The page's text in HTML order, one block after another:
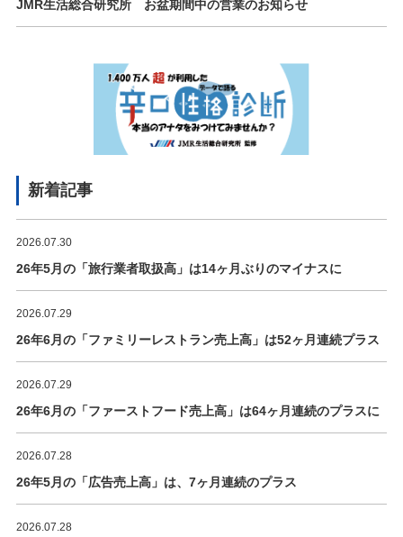
JMR生活総合研究所 お盆期間中の営業のお知らせ
新着記事
2026.07.30
26年5月の「旅行業者取扱高」は14ヶ月ぶりのマイナスに
2026.07.29
26年6月の「ファミリーレストラン売上高」は52ヶ月連続プラス
2026.07.29
26年6月の「ファーストフード売上高」は64ヶ月連続のプラスに
2026.07.28
26年5月の「広告売上高」は、7ヶ月連続のプラス
2026.07.28